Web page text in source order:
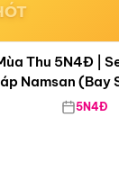
Airways
Thu 5N4Đ |
Namsan (Bay
5N4Đ